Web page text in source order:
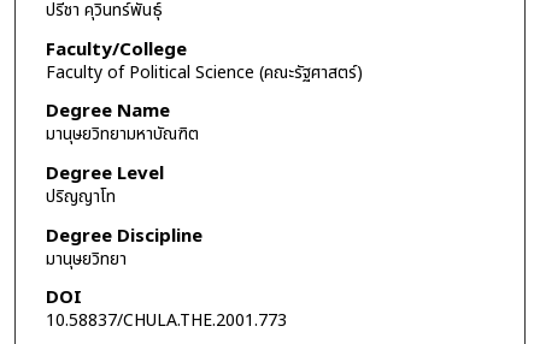
ปรีชา คุวินทร์พันธุ์
Faculty/College
Faculty of Political Science (คณะรัฐศาสตร์)
Degree Name
มานุษยวิทยามหาบัณฑิต
Degree Level
ปริญญาโท
Degree Discipline
มานุษยวิทยา
DOI
10.58837/CHULA.THE.2001.773